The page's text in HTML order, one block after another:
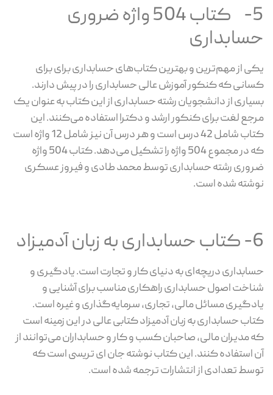
5- کتاب 504 واژه ضروری
حسابداری
یکی از مهم‌ترین و بهترین کتاب‌های حسابداری برای برای
کسانی که کنکور آموزش عالی حسابداری را در پیش دارند.
بسیاری از دانشجویان رشته حسابداری از این کتاب به عنوان یک
مرجع لغت برای کنکور ارشد و دکترا استفاده می‌کنند. این
کتاب شامل 42 درس است و هر درس آن نیز شامل 12 واژه است
که در مجموع 504 واژه را تشکیل می‌دهد. کتاب 504 واژه
ضروری رشته حسابداری توسط محمد طادی و فیروز عسکری
نوشته شده است.
6- کتاب حسابداری به زبان آدمیزاد
حسابداری دریچه‌ای به دنیای کار و تجارت است. یادگیری و
شناخت اصول حسابداری راهکاری مناسب برای آشنایی و
یادگیری مسائل مالی، تجاری، سرمایه‌گذاری و غیره است.
کتاب حسابداری به زبان آدمیزاد کتابی عالی در این زمینه است
که مدیران مالی، صاحبان کسب و کار و حسابداران می‌توانند از
آن استفاده کنند. این کتاب نوشته جان ای تریسی است که
توسط تعدادی از انتشارات ترجمه شده است.